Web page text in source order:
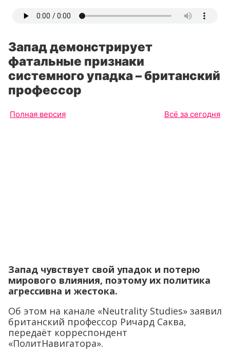
Запад демонстрирует
фатальные признаки
системного упадка – британский
профессор
Полная версия Всё за сегодня
Запад чувствует свой упадок и потерю
мирового влияния, поэтому их политика
агрессивна и жестока.
Об этом на канале «Neutrality Studies» заявил
британский профессор Ричард Саква,
передаёт корреспондент
«ПолитНавигатора».